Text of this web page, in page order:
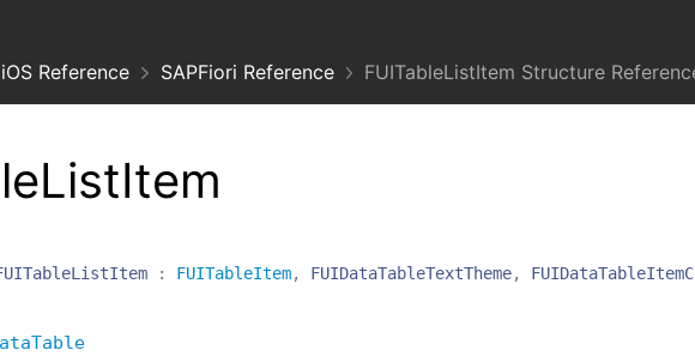
Reference
SAPFiori Reference FUITableListItem Structure
: FUITableItem, FUIDataTableTextTheme,